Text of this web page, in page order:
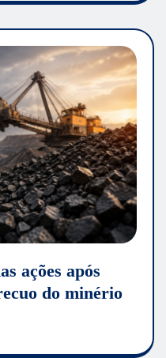
ações após
do minério